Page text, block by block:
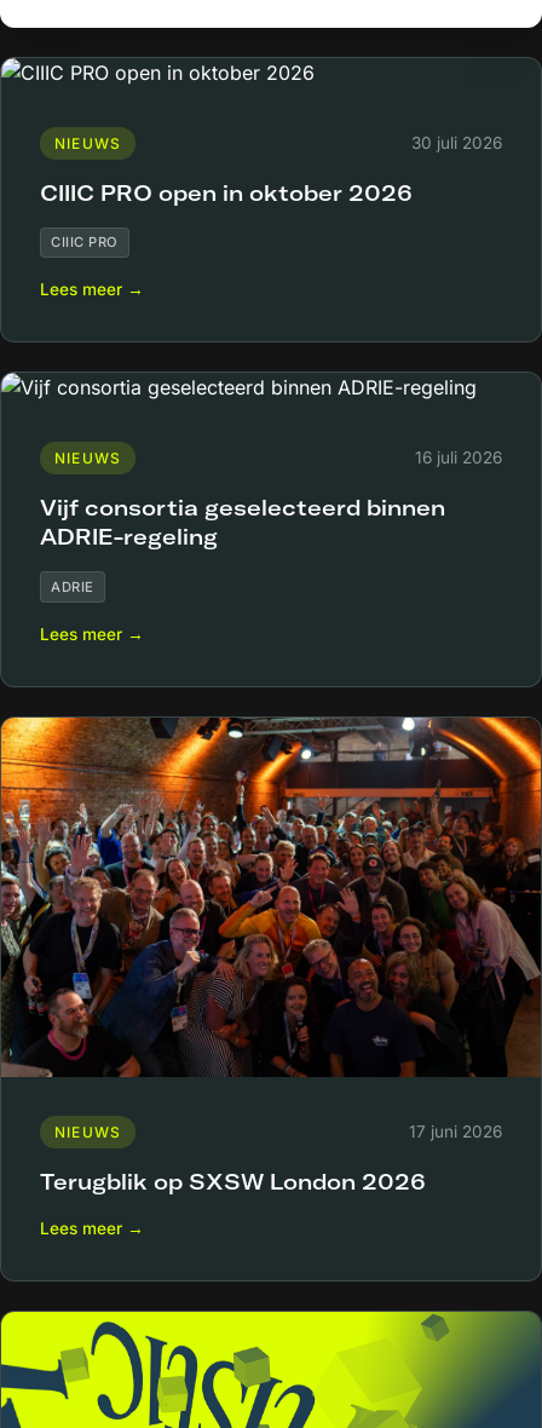
NIEUWS 30 juli 2026
CIIIC PRO open in oktober 2026
CIIIC PRO
Lees meer →
NIEUWS 16 juli 2026
Vijf consortia geselecteerd binnen
ADRIE-regeling
ADRIE
Lees meer →
NIEUWS 17 juni 2026
Terugblik op SXSW London 2026
Lees meer →